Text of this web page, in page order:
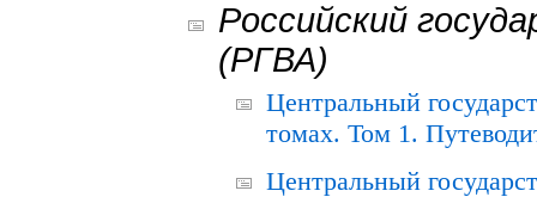
Российский
(РГВА)
Центральный
томах. Том 1.
Центральный